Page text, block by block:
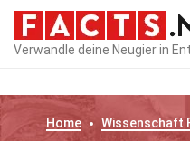
Verwandle deine Neugier in
Home Wissenschaft